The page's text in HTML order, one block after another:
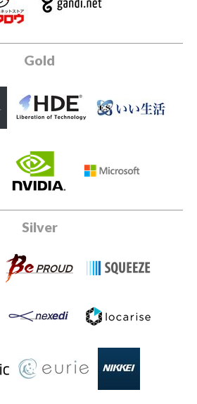
Gold
Silver